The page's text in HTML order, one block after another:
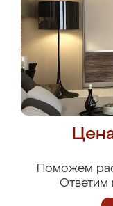
Поможем
Ответим